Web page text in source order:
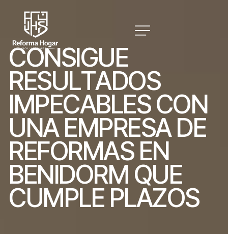
CONSIGUE
RESULTADOS
IMPECABLES CON
UNA EMPRESA DE
REFORMAS EN
BENIDORM QUE
CUMPLE PLAZOS